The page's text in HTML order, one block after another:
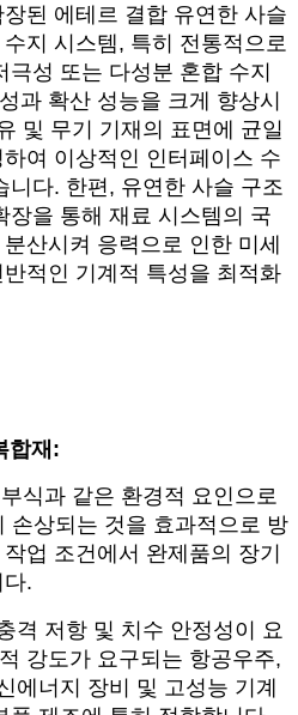
된 에테르 결합 유연한 사슬
지 시스템, 특히 전통적으로
극성 또는 다성분 혼합 수지
과 확산 성능을 크게 향상시
및 무기 기재의 표면에 균일
여 이상적인 인터페이스 수
니다. 한편, 유연한 사슬 구조
장을 통해 재료 시스템의 국
산시켜 응력으로 인한 미세
적인 기계적 특성을 최적화
합재:
식과 같은 환경적 요인으로
손상되는 것을 효과적으로 방
업 조건에서 완제품의 장기
.
격 저항 및 치수 안정성이 요
강도가 요구되는 항공우주,
에너지 장비 및 고성능 기계